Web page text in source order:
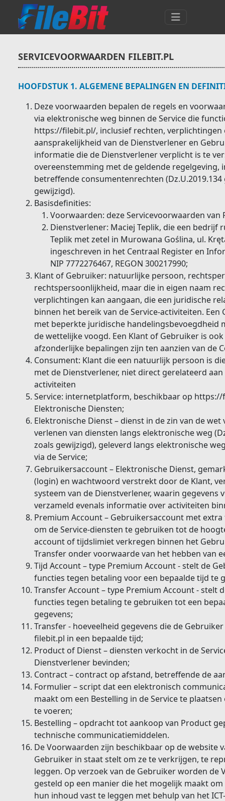
SERVICEVOORWAARDEN FILEBIT.PL
HOOFDSTUK 1. ALGEMENE BEPALINGEN EN
Deze voorwaarden bepalen de regels en
via elektronische weg binnen de Service die
https://filebit.pl/, inclusief rechten, verplichtingen
aansprakelijkheid van de Dienstverlener en
informatie die de Dienstverlener verplicht is te
overeenstemming met de geldende regelgeving,
betreffende consumentenrechten
gewijzigd).
Basisdefinities:
Voorwaarden: deze Servicevoorwaarden van
Dienstverlener: Maciej Teplik, die een
Teplik met zetel in Murowana Goślina, ul.
ingeschreven in het Centraal Register en
NIP 7772276467, REGON 300217990;
Klant of Gebruiker: natuurlijke persoon,
rechtspersoonlijkheid, maar die in eigen naam
verplichtingen kan aangaan, die een juridische
binnen het bereik van de Service-activiteiten.
met beperkte juridische handelingsbevoegdheid
de wettelijke voogd. Een Klant of Gebruiker is
afzonderlijke bepalingen zijn ten aanzien van de
Consument: Klant die een natuurlijk persoon is
met de Dienstverlener, niet direct gerelateerd
activiteiten
Service: internetplatform, beschikbaar op
Elektronische Diensten;
Elektronische Dienst – dienst in de zin van de
verlenen van diensten langs elektronische weg
zoals gewijzigd), geleverd langs elektronische
via de Service;
Gebruikersaccount – Elektronische Dienst,
(login) en wachtwoord verstrekt door de Klant,
systeem van de Dienstverlener, waarin
verzameld evenals informatie over activiteiten
Premium Account – Gebruikersaccount met
om de Service-diensten te gebruiken tot de
account of tijdslimiet verkregen binnen het
Transfer onder voorwaarde van het hebben van
Tijd Account – type Premium Account - stelt de
functies tegen betaling voor een bepaalde tijd te
Transfer Account – type Premium Account - stelt
functies tegen betaling te gebruiken tot een
gegevens;
Transfer - hoeveelheid gegevens die de
filebit.pl in een bepaalde tijd;
Product of Dienst – diensten verkocht in de
Dienstverlener bevinden;
Contract – contract op afstand, betreffende de
Formulier – script dat een elektronisch
maakt om een Bestelling in de Service te
te voeren;
Bestelling – opdracht tot aankoop van Product
technische communicatiemiddelen.
De Voorwaarden zijn beschikbaar op de website
Gebruiker in staat stelt om ze te verkrijgen, te
leggen. Op verzoek van de Gebruiker worden de
gesteld op een manier die het mogelijk maakt
hun inhoud vast te leggen met behulp van het